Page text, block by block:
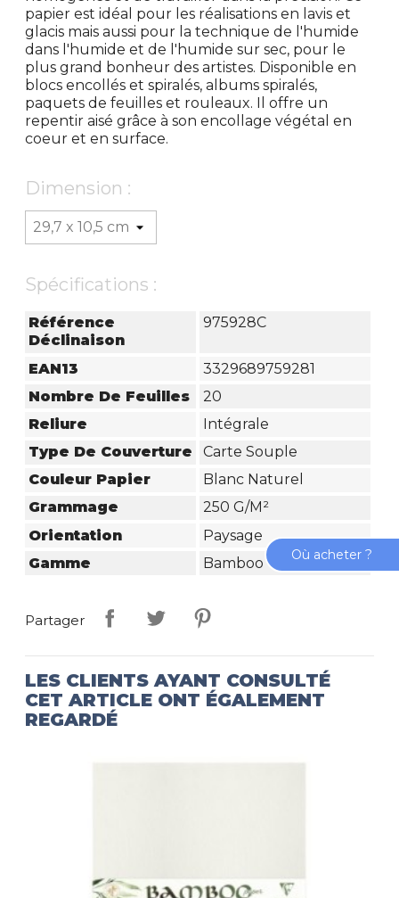
papier est idéal pour les réalisations en lavis et
glacis mais aussi pour la technique de l'humide
dans l'humide et de l'humide sur sec, pour le
plus grand bonheur des artistes. Disponible en
blocs encollés et spiralés, albums spiralés,
paquets de feuilles et rouleaux. Il offre un
repentir aisé grâce à son encollage végétal en
coeur et en surface.
Dimension :
Spécifications :
Référence
Déclinaison
975928C
EAN13
3329689759281
Nombre De Feuilles
20
Reliure
Intégrale
Type De Couverture
Carte Souple
Couleur Papier
Blanc Naturel
Grammage
250 G/m²
Orientation
Paysage
Gamme
Bamboo
Partager
LES CLIENTS AYANT CONSULTÉ
CET ARTICLE ONT ÉGALEMENT
REGARDÉ
Où acheter ?